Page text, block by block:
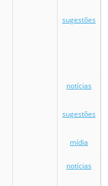
sugestões
notícias
sugestões
mídia
notícias